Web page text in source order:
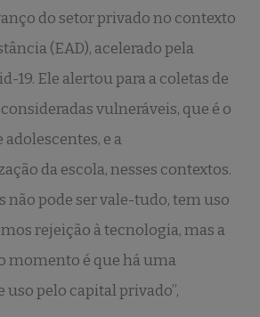
do setor privado no contexto
(EAD), acelerado pela
19. Ele alertou para a coletas de
vulneráveis, que é o
adolescentes, e a
da escola, nesses contextos.
não pode ser vale-tudo, tem uso
rejeição à tecnologia, mas a
momento é que há uma
uso pelo capital privado”,